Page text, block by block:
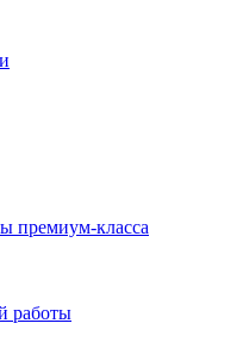
премиум-класса
работы